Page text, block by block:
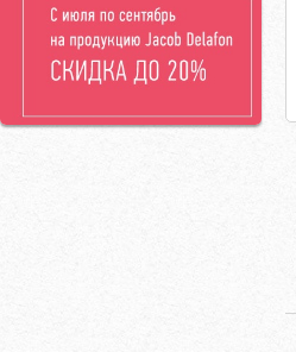
Zenta